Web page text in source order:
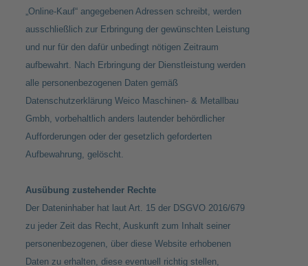
„Online-Kauf“ angegebenen Adressen schreibt, werden
ausschließlich zur Erbringung der gewünschten Leistung
und nur für den dafür unbedingt nötigen Zeitraum
aufbewahrt. Nach Erbringung der Dienstleistung werden
alle personenbezogenen Daten gemäß
Datenschutzerklärung Weico Maschinen- & Metallbau
Gmbh, vorbehaltlich anders lautender behördlicher
Aufforderungen oder der gesetzlich geforderten
Aufbewahrung, gelöscht.
Ausübung zustehender Rechte
Der Dateninhaber hat laut Art. 15 der DSGVO 2016/679
zu jeder Zeit das Recht, Auskunft zum Inhalt seiner
personenbezogenen, über diese Website erhobenen
Daten zu erhalten, diese eventuell richtig stellen,